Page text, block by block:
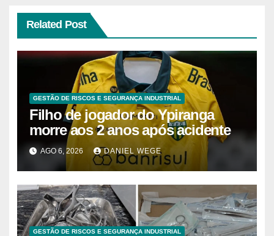
Related Post
GESTÃO DE RISCOS E SEGURANÇA INDUSTRIAL
Filho de jogador do Ypiranga
morre aos 2 anos após acidente
AGO 6, 2026 DANIEL WEGE
GESTÃO DE RISCOS E SEGURANÇA INDUSTRIAL